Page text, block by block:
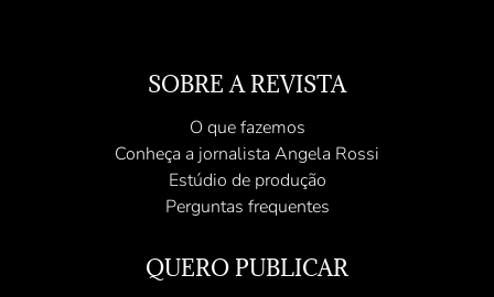
SOBRE A REVISTA
O que fazemos
Conheça a jornalista Angela Rossi
Estúdio de produção
Perguntas frequentes
QUERO PUBLICAR